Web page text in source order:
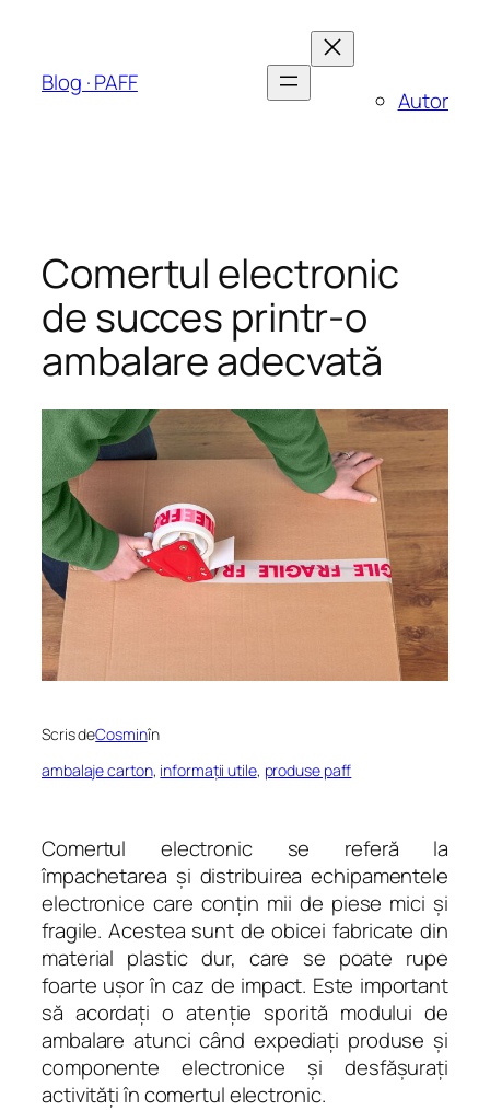
conținut
Blog · PAFF
Autor
Comertul electronic
de succes printr-o
ambalare adecvată
Scris deCosminîn
ambalaje carton, informații utile, produse paff
Comertul electronic se referă la
împachetarea și distribuirea echipamentele
electronice care conțin mii de piese mici și
fragile. Acestea sunt de obicei fabricate din
material plastic dur, care se poate rupe
foarte ușor în caz de impact. Este important
să acordați o atenție sporită modului de
ambalare atunci când expediați produse și
componente electronice și desfășurați
activități în comertul electronic.